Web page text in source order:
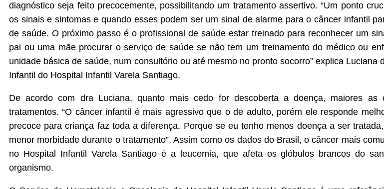
diagnóstico seja feito precocemente, possibilitando um tratamento assertivo. “Um ponto
os sinais e sintomas e quando esses podem ser um sinal de alarme para o câncer infantil
de saúde. O próximo passo é o profissional de saúde estar treinado para reconhecer um
pai ou uma mãe procurar o serviço de saúde se não tem um treinamento do médico ou
unidade básica de saúde, num consultório ou até mesmo no pronto socorro” explica
Infantil do Hospital Infantil Varela Santiago.
De acordo com dra Luciana, quanto mais cedo for descoberta a doença, maiores
tratamentos. “O câncer infantil é mais agressivo que o de adulto, porém ele responde
precoce para criança faz toda a diferença. Porque se eu tenho menos doença a ser
menor morbidade durante o tratamento”. Assim como os dados do Brasil, o câncer mais
no Hospital Infantil Varela Santiago é a leucemia, que afeta os glóbulos brancos do
organismo.